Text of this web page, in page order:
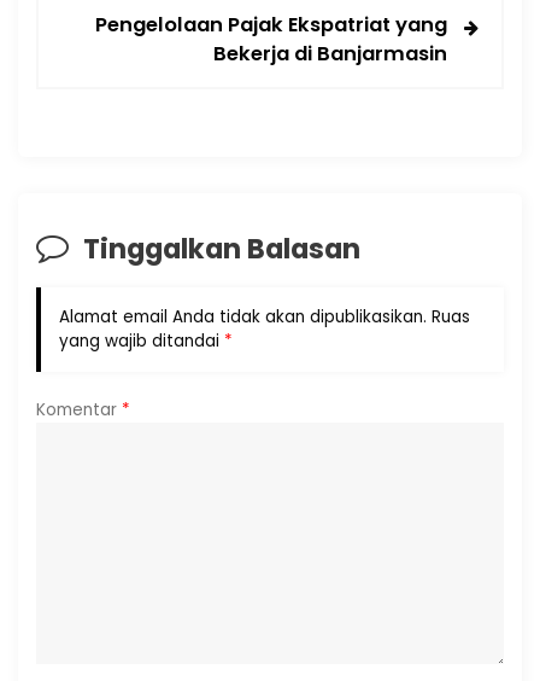
Pengelolaan Pajak Ekspatriat yang
Bekerja di Banjarmasin
Tinggalkan Balasan
Alamat email Anda tidak akan dipublikasikan. Ruas
yang wajib ditandai *
Komentar *